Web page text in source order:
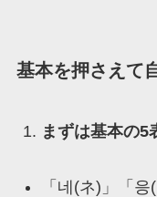
基本を押さえて
まずは基本の5
「네(ネ)」「